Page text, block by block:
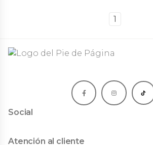
1
Social
Threads
Atención al cliente